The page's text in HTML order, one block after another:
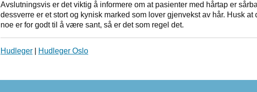
Avslutningsvis er det viktig å informere om at pasienter med hårtap er
dessverre er et stort og kynisk marked som lover gjenvekst av hår. Husk at
noe er for godt til å være sant, så er det som regel det.
Hudleger Hudleger Oslo